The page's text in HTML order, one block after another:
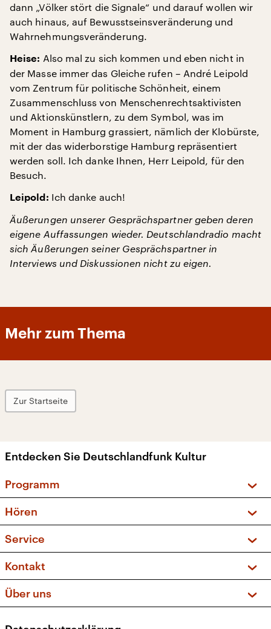
dann „Völker stört die Signale“ und darauf wollen wir
auch hinaus, auf Bewusstseinsveränderung und
Wahrnehmungsveränderung.
Heise: Also mal zu sich kommen und eben nicht in
der Masse immer das Gleiche rufen – André Leipold
vom Zentrum für politische Schönheit, einem
Zusammenschluss von Menschenrechtsaktivisten
und Aktionskünstlern, zu dem Symbol, was im
Moment in Hamburg grassiert, nämlich der Klobürste,
mit der das widerborstige Hamburg repräsentiert
werden soll. Ich danke Ihnen, Herr Leipold, für den
Besuch.
Leipold: Ich danke auch!
Äußerungen unserer Gesprächspartner geben deren
eigene Auffassungen wieder. Deutschlandradio macht
sich Äußerungen seiner Gesprächspartner in
Interviews und Diskussionen nicht zu eigen.
Mehr zum Thema
Zur Startseite
Entdecken Sie Deutschlandfunk Kultur
Programm
Sendungen und Podcasts
Musikliste
Kakadu – Das Kinderprogramm
Hören
Frequenzen (UKW + DAB+)
Service
FAQ
Apps
Newsletter
Kontakt
Social Media
Über uns